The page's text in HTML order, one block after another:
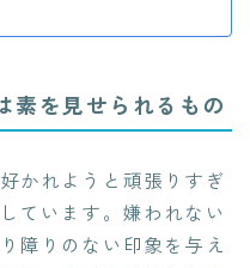
素を見せられるもの
かれようと頑張りすぎ
ています。嫌われない
障りのない印象を与え